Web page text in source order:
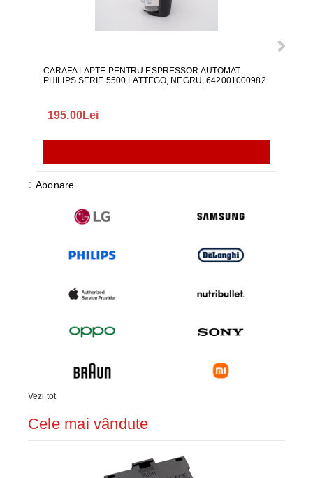
CARAFA LAPTE PENTRU ESPRESSOR AUTOMAT
PHILIPS SERIE 5500 LATTEGO, NEGRU, 642001000982
195.00Lei
Abonare
Vezi tot
Cele mai vândute